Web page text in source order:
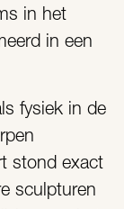
in het
in een
fysiek in de
stond exact
sculpturen